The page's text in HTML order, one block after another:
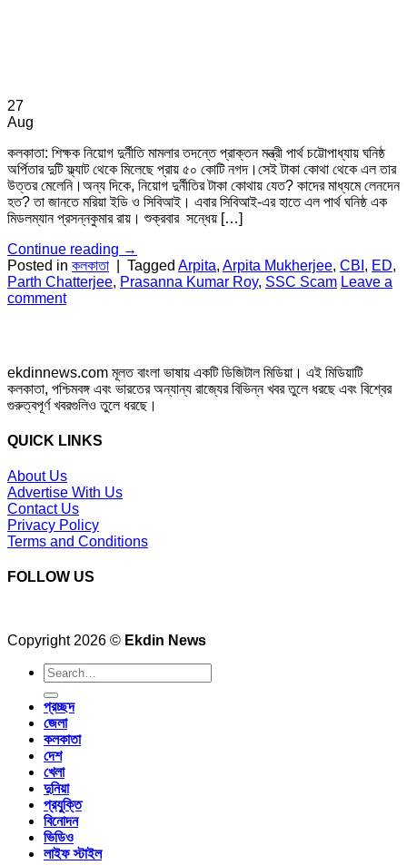
27
Aug
কলকাতা: শিক্ষক নিয়োগ দুর্নীতি মামলার তদন্তে প্রাক্তন মন্ত্রী পার্থ চট্টোপাধ্যায় ঘনিষ্ঠ
অর্পিতার দুটি ফ্ল্যাট থেকে মিলেছে প্রায় ৫০ কোটি নগদ।সেই টাকা কোথা থেকে এল তার
উত্তর মেলেনি।অন্য দিকে, নিয়োগ দুর্নীতির টাকা কোথায় যেত? কাদের মাধ্যমে লেনদেন
হত? তা জানতে মরিয়া ইডি ও সিবিআই। এবার সিবিআই-এর হাতে এল পার্থ ঘনিষ্ঠ এক
মিডলম্যান প্রসন্নকুমার রায়। শুক্রবার সন্ধেয় […]
Continue reading →
Posted in কলকাতা Tagged Arpita, Arpita Mukherjee, CBI , ED,
Parth Chatterjee, Prasanna Kumar Roy, SSC Scam Leave a
comment
ekdinnews.com মূলত বাংলা ভাষায় একটি ডিজিটাল মিডিয়া। এই মিডিয়াটি
কলকাতা, পশ্চিমবঙ্গ এবং ভারতের অন্যান্য রাজ্যের বিভিন্ন খবর তুলে ধরছে এবং বিশ্বের
গুরুত্বপূর্ণ খবরগুলিও তুলে ধরছে।
QUICK LINKS
About Us
Advertise With Us
Contact Us
Privacy Policy
Terms and Conditions
FOLLOW US
Copyright 2026 © Ekdin News
প্রচ্ছদ
জেলা
কলকাতা
দেশ
খেলা
দুনিয়া
প্রযুক্তি
বিনোদন
ভিডিও
লাইফ স্টাইল